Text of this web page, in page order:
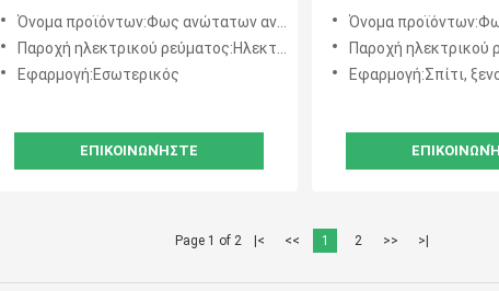
χρησιμοποιημένη ανώτατων
ορίων - εναλλασσόμενο ρεύμα
110-240V αποταμίευσης
Όνομα προϊόντων:Φως ανώτατων ανεμιστήρων
Παροχή ηλεκτρικού ρεύματος:Ηλεκτρική δύναμη
Εφαρμογή:Εσωτερικός
ΕΠΙΚΟΙΝΩΝΉΣΤΕ
ανώτατων
πλαστική λεπίδα
Όνομα
Παροχή ηλεκτρικού
Εφαρμογή:Σπίτι,
Page 1 of 2 |< << 1 2 >> >|